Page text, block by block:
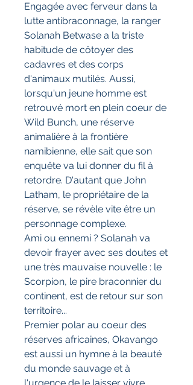
Engagée avec ferveur dans la
lutte antibraconnage, la ranger
Solanah Betwase a la triste
habitude de côtoyer des
cadavres et des corps
d'animaux mutilés. Aussi,
lorsqu'un jeune homme est
retrouvé mort en plein coeur de
Wild Bunch, une réserve
animalière à la frontière
namibienne, elle sait que son
enquête va lui donner du fil à
retordre. D'autant que John
Latham, le propriétaire de la
réserve, se révèle vite être un
personnage complexe.
Ami ou ennemi ? Solanah va
devoir frayer avec ses doutes et
une très mauvaise nouvelle : le
Scorpion, le pire braconnier du
continent, est de retour sur son
territoire...
Premier polar au coeur des
réserves africaines, Okavango
est aussi un hymne à la beauté
du monde sauvage et à